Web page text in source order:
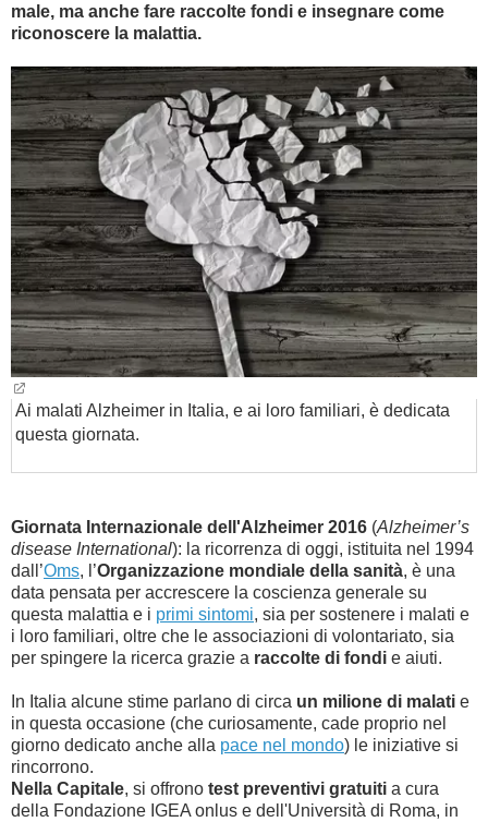
CAPELLI
SESSO
BAMBINO
DIETA
GUIDE
FORUM
male, ma anche fare raccolte fondi e insegnare come
riconoscere la malattia.
Ai malati Alzheimer in Italia, e ai loro familiari, è dedicata
questa giornata.
Giornata Internazionale dell'Alzheimer 2016 (Alzheimer’s
disease International): la ricorrenza di oggi, istituita nel 1994
dall’Oms, l’Organizzazione mondiale della sanità, è una
data pensata per accrescere la coscienza generale su
questa malattia e i primi sintomi, sia per sostenere i malati e
i loro familiari, oltre che le associazioni di volontariato, sia
per spingere la ricerca grazie a raccolte di fondi e aiuti.
In Italia alcune stime parlano di circa un milione di malati e
in questa occasione (che curiosamente, cade proprio nel
giorno dedicato anche alla pace nel mondo) le iniziative si
rincorrono.
Nella Capitale, si offrono test preventivi gratuiti a cura
della Fondazione IGEA onlus e dell'Università di Roma, in